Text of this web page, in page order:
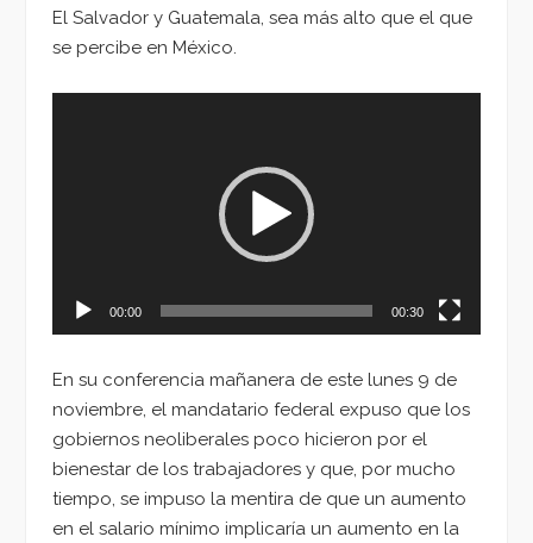
El Salvador y Guatemala, sea más alto que el que
se percibe en México.
00:00 00:30
En su conferencia mañanera de este lunes 9 de
noviembre, el mandatario federal expuso que los
gobiernos neoliberales poco hicieron por el
bienestar de los trabajadores y que, por mucho
tiempo, se impuso la mentira de que un aumento
en el salario mínimo implicaría un aumento en la